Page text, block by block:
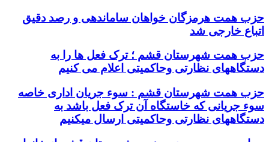
حزب همت هرمزگان خواهان ساماندهی و رصد دقیق
اتباع خارجی شد
حزب همت شهرستان قشم ؛ ترک فعل ها را به
دستگاههای نظارتی وحاکمیتی اعلام می کنیم
حزب همت شهرستان قشم : سوء جریان اداری خاصه
سوء جریانی که خاستگاه آن ترک فعل باشد به
دستگاههای نظارتی وحاکمیتی ارسال میکنیم